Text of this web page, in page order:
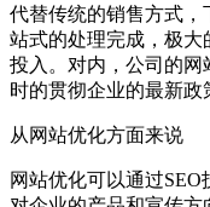
代替传统的销售方式
站式的处理完成，极
投入。对内，公司的网
时的贯彻企业的最新政
从网站优化方面来说
网站优化可以通过